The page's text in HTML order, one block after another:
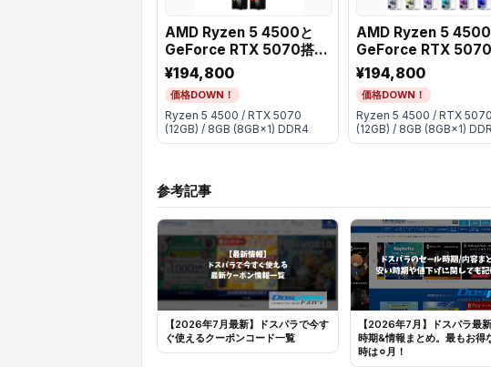
AMD Ryzen 5 4500と
GeForce RTX 5070搭載
ミニタワーゲーミング
PC【選べるカラーバリエ
ーション】
¥194,800
価格DOWN！
Ryzen 5 4500 / RTX 5070
(12GB) / 8GB (8GB×1) DDR4
AMD Ryzen 5 4500
GeForce RTX
ミニタワーゲーミング
PC【選べるカラーバ
ーション】
¥194,800
価格DOWN！
Ryzen 5 4500 / RTX 5070
(12GB) / 8GB (8GB×1)
参考記事
【2026年7月最新】ドスパラで今す
ぐ使えるクーポンコード一覧
【2026年7月】ドスパラ最
時期&情報まとめ。最もお得
時は⚪︎月！